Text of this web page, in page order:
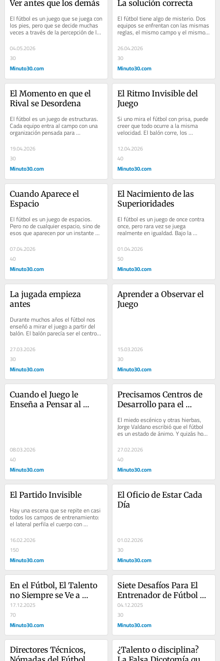
Ver antes que los demás
El fútbol es un juego que se juega con
los pies, pero que se decide muchas
veces a través de la percepción de la
información que pueden recopilar...
04.05.2026
30
Minuto30.com
La solución correcta
El fútbol tiene algo de misterio. Dos
equipos se enfrentan con las mismas
reglas, el mismo campo y el mismo
balón, y sin embargo el juego nunca
se...
26.04.2026
30
Minuto30.com
El Momento en que el
Rival se Desordena
El fútbol es un juego de estructuras.
Cada equipo entra al campo con una
organización pensada para
protegerse, para atacar y para
sobrevivir al caos...
19.04.2026
30
Minuto30.com
El Ritmo Invisible del
Juego
Si uno mira el fútbol con prisa, puede
creer que todo ocurre a la misma
velocidad. El balón corre, los
jugadores corren, el partido parece
una...
12.04.2026
40
Minuto30.com
Cuando Aparece el
Espacio
El fútbol es un juego de espacios.
Pero no de cualquier espacio, sino de
esos que aparecen por un instante y
desaparecen con la misma rapidez
con la...
07.04.2026
40
Minuto30.com
El Nacimiento de las
Superioridades
El fútbol es un juego de once contra
once, pero rara vez se juega
realmente en igualdad. Bajo la
superficie del partido se esconde una
búsqueda...
01.04.2026
50
Minuto30.com
La jugada empieza
antes
Durante muchos años el fútbol nos
enseñó a mirar el juego a partir del
balón. El balón parecía ser el centro
de todo: el inicio de las jugadas,...
27.03.2026
30
Minuto30.com
Aprender a Observar el
Juego
15.03.2026
30
Minuto30.com
Cuando el Juego le
Enseña a Pensar al
08.03.2026
40
Minuto30.com
Precisamos Centros de
Desarrollo para el
El miedo escénico y otras hierbas,
Jorge Valdano escribió que el fútbol
es un estado de ánimo. Y quizás hoy
debamos añadir que también es un...
27.02.2026
40
Minuto30.com
El Partido Invisible
Hay una escena que se repite en casi
todos los campos de entrenamiento:
el lateral perfila el cuerpo con
precisión, el volante encuentra
siempre el...
16.02.2026
150
Minuto30.com
El Oficio de Estar Cada
Día
01.02.2026
30
Minuto30.com
En el Fútbol, El Talento
no Siempre se Ve a
Primera Vista
17.12.2025
70
Minuto30.com
Siete Desafíos Para El
Entrenador de Fútbol
Contemporáneo
04.12.2025
30
Minuto30.com
Directores Técnicos,
¿Talento o disciplina?